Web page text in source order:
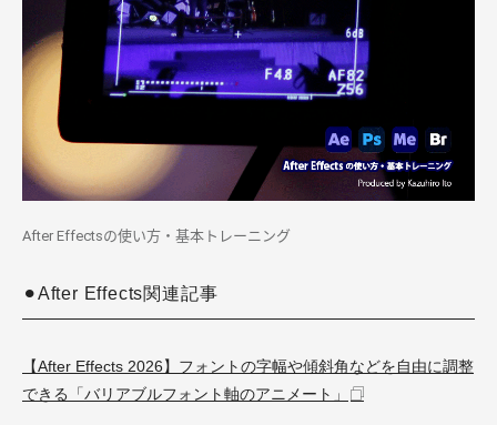
After Effectsの使い方・基本トレーニング
⚫︎After Effects関連記事
【After Effects 2026】フォントの字幅や傾斜角などを自由に調整
できる「バリアブルフォント軸のアニメート」